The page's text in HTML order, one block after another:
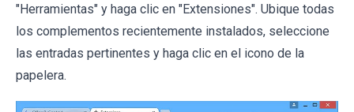
"Herramientas" y haga clic en "Extensiones". Ubique todas
los complementos recientemente instalados, seleccione
las entradas pertinentes y haga clic en el icono de la
papelera.